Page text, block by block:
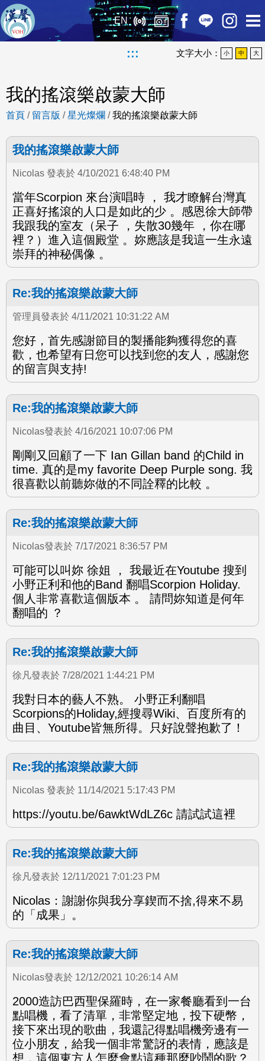
EN
::: 文字大小： 小 中 大
我的搖滾樂啟蒙大師
首頁 / 留言版 /星光燦爛 /我的搖滾樂啟蒙大師
我的搖滾樂啟蒙大師
Nicolas 發表於 4/10/2021 6:48:40 PM
當年Scorpion 來台演唱時 ， 我才瞭解台灣真
正喜好搖滾的人口是如此的少 。感恩徐大師帶
我跟我的室友（呆子 ，失散30幾年 ，你在哪
裡？）進入這個殿堂 。妳應該是我這一生永遠
崇拜的神秘偶像 。
Re:我的搖滾樂啟蒙大師
管理員發表於 4/11/2021 10:31:22 AM
您好，首先感謝節目的製播能夠獲得您的喜
歡，也希望有日您可以找到您的友人，感謝您
的留言與支持!
Re:我的搖滾樂啟蒙大師
Nicolas發表於 4/16/2021 10:07:06 PM
剛剛又回顧了一下 Ian Gillan band 的Child in
time. 真的是my favorite Deep Purple song. 我
很喜歡以前聽妳做的不同詮釋的比較 。
Re:我的搖滾樂啟蒙大師
Nicolas發表於 7/17/2021 8:36:57 PM
可能可以叫妳 徐姐 ， 我最近在Youtube 搜到
小野正利和他的Band 翻唱Scorpion Holiday.
個人非常喜歡這個版本 。 請問妳知道是何年
翻唱的 ？
Re:我的搖滾樂啟蒙大師
徐凡發表於 7/28/2021 1:44:21 PM
我對日本的藝人不熟。 小野正利翻唱
Scorpions的Holiday,經搜尋Wiki、百度所有的
曲目、Youtube皆無所得。只好說聲抱歉了！
Re:我的搖滾樂啟蒙大師
Nicolas 發表於 11/14/2021 5:17:43 PM
https://youtu.be/6awktWdLZ6c 請試試這裡
Re:我的搖滾樂啟蒙大師
徐凡發表於 12/11/2021 7:01:23 PM
Nicolas：謝謝你與我分享鍥而不捨,得來不易
的「成果」。
Re:我的搖滾樂啟蒙大師
Nicolas發表於 12/12/2021 10:26:14 AM
2000造訪巴西聖保羅時，在一家餐廳看到一台
點唱機，看了清單，非常堅定地，投下硬幣，
接下來出現的歌曲，我還記得點唱機旁邊有一
位小朋友，給我一個非常驚訝的表情，應該是
想，這個東方人怎麼會點這種那麼吵鬧的歌？